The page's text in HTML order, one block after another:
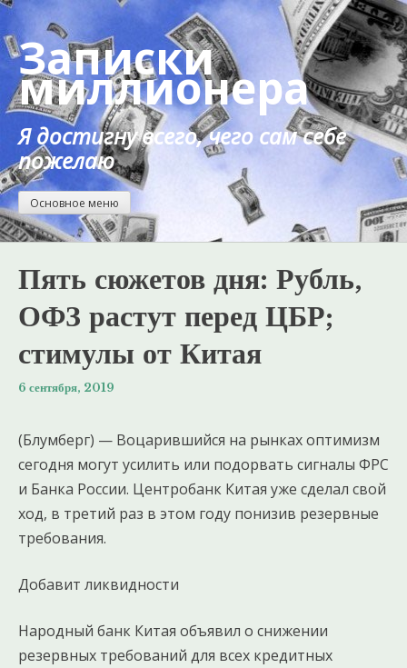
Перейти
к
содержанию
Записки
миллионера
Я достигну всего, чего сам себе
пожелаю
Основное меню
Пять сюжетов дня: Рубль,
ОФЗ растут перед ЦБР;
стимулы от Китая
6 сентября, 2019
(Блумберг) — Воцарившийся на рынках оптимизм
сегодня могут усилить или подорвать сигналы ФРС
и Банка России. Центробанк Китая уже сделал свой
ход, в третий раз в этом году понизив резервные
требования.
Добавит ликвидности
Народный банк Китая объявил о снижении
резервных требований для всех кредитных